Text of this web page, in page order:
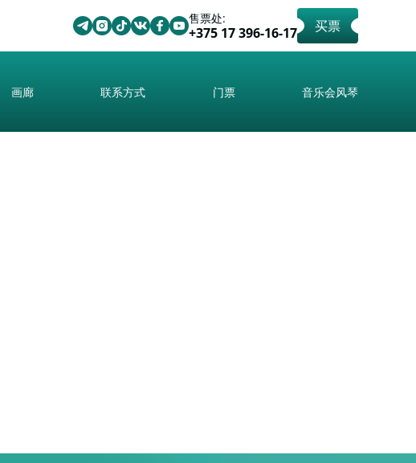
售票处:
+375 17 396-16-17 买票
画廊 联系方式 门票 音乐会风琴